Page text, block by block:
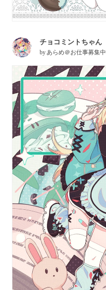
チョコミントちゃん
byあらめ＠お仕事募集中